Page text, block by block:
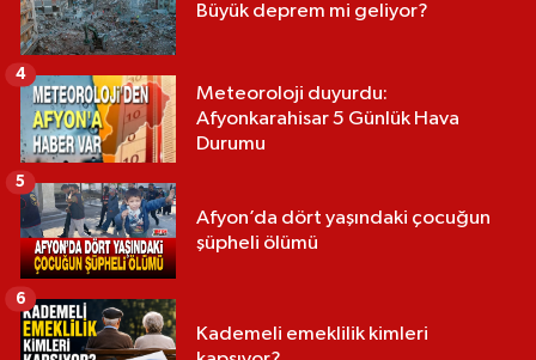
Büyük deprem mi geliyor?
Meteoroloji duyurdu:
Afyonkarahisar 5 Günlük Hava
Durumu
4
Afyon’da dört yaşındaki çocuğun
şüpheli ölümü
5
Kademeli emeklilik kimleri
6